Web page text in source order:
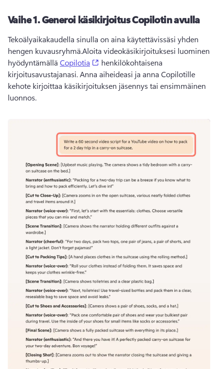
Vaihe 1.Generoi käsikirjoitus Copilotin avulla
Tekoälyaikakaudella sinulla on aina käytettävissäsi yhden
hengen kuvausryhmä.Aloita videokäsikirjoituksesi luominen
hyödyntämällä Copilotia (opens in a new tab)
henkilökohtaisena
kirjoitusavustajanasi. Anna aiheideasi ja anna Copilotille
kehote kirjoittaa käsikirjoituksen jäsennys tai ensimmäinen
luonnos.